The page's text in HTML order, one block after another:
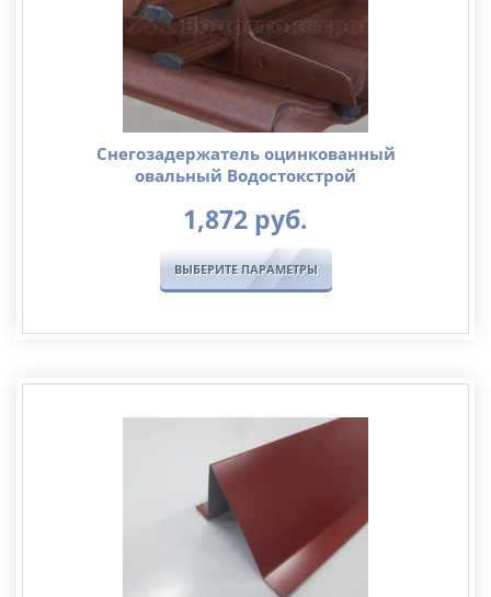
Снегозадержатель оцинкованный
овальный Водостокстрой
1,872 руб.
ВЫБЕРИТЕ ПАРАМЕТРЫ